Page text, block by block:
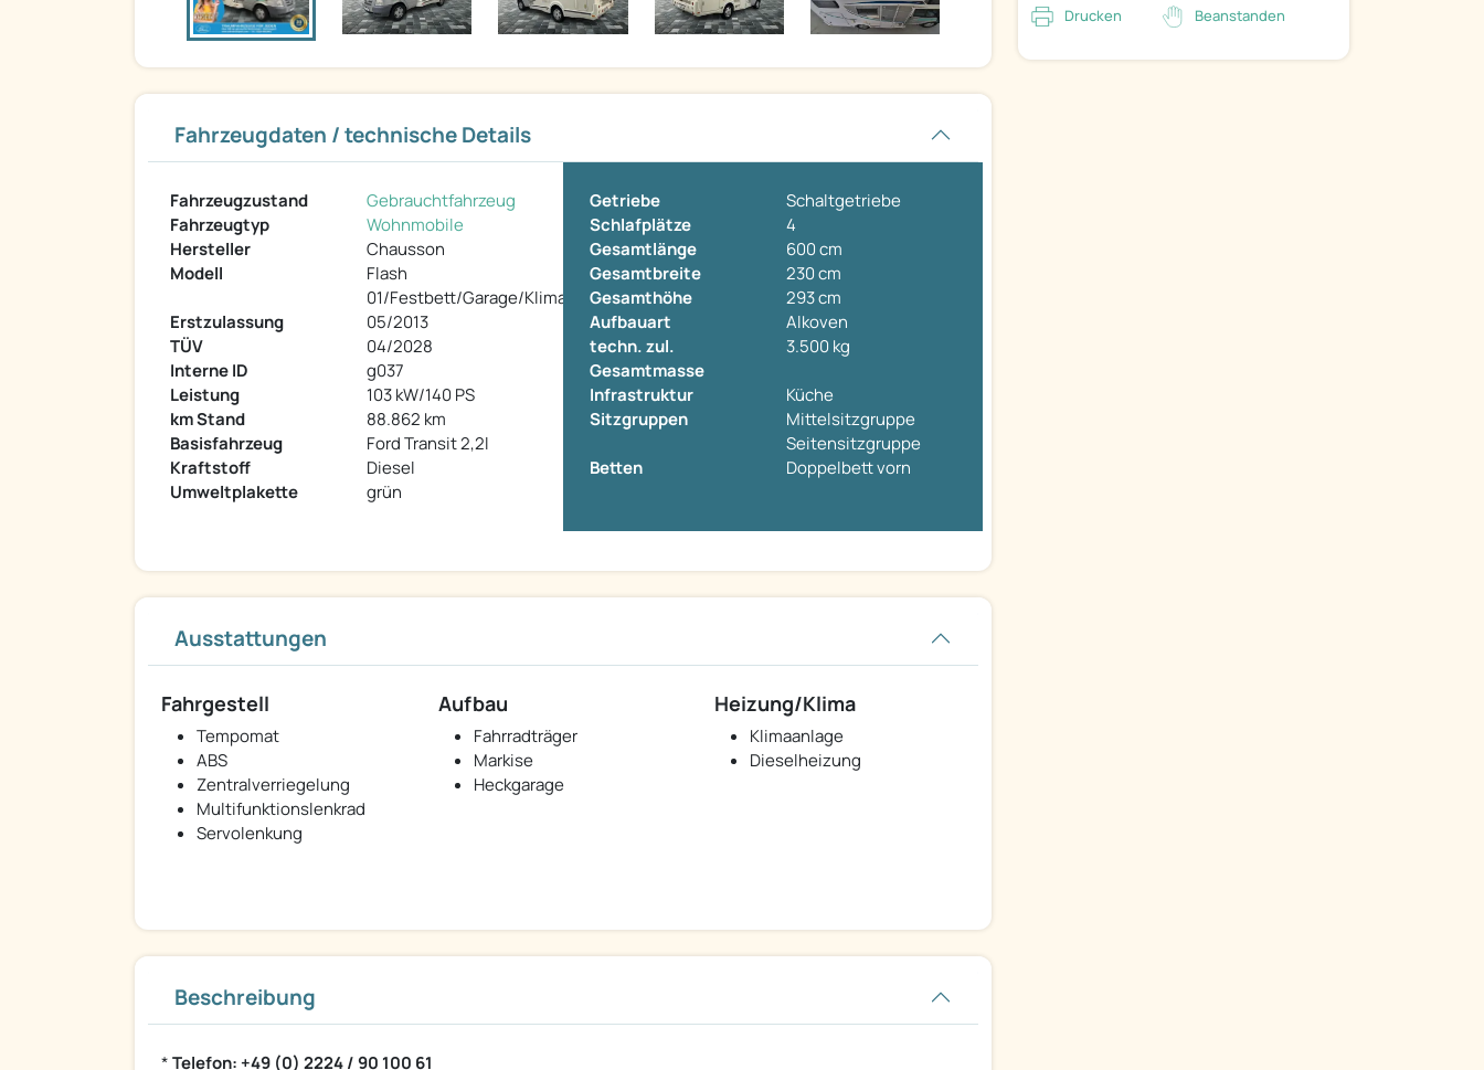
Fahrzeugdaten / technische Details
Fahrzeugzustand
Gebrauchtfahrzeug
Fahrzeugtyp
Wohnmobile
Hersteller
Chausson
Modell
Flash
01/Festbett/Garage/Klima/Markise
Erstzulassung
05/2013
TÜV
04/2028
Interne ID
g037
Leistung
103 kW/140 PS
km Stand
88.862 km
Basisfahrzeug
Ford Transit 2,2l
Kraftstoff
Diesel
Umweltplakette
grün
Getriebe
Schaltgetriebe
Schlafplätze
4
Gesamtlänge
600 cm
Gesamtbreite
230 cm
Gesamthöhe
293 cm
Aufbauart
Alkoven
techn. zul.
Gesamtmasse
3.500 kg
Infrastruktur
Küche
Sitzgruppen
Mittelsitzgruppe
Seitensitzgruppe
Betten
Doppelbett vorn
Ausstattungen
Fahrgestell
Tempomat
ABS
Zentralverriegelung
Multifunktionslenkrad
Servolenkung
Aufbau
Fahrradträger
Markise
Heckgarage
Heizung/Klima
Klimaanlage
Dieselheizung
Beschreibung
*Telefon: +49 (0) 2224 / 90 100 61
Drucken Beanstanden